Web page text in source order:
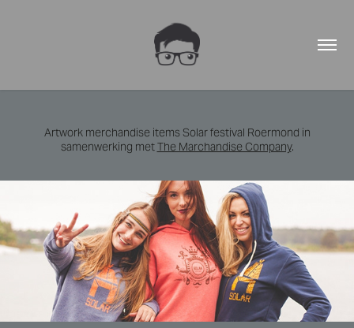
Artwork merchandise items Solar festival Roermond in
samenwerking metThe Marchandise Company.